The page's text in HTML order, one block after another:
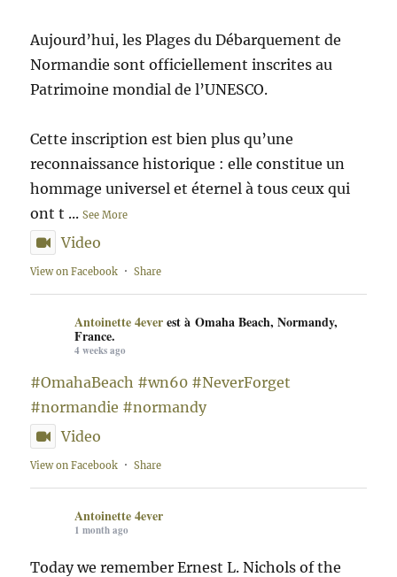
Aujourd’hui, les Plages du Débarquement de
Normandie sont officiellement inscrites au
Patrimoine mondial de l’UNESCO.
Cette inscription est bien plus qu’une
reconnaissance historique : elle constitue un
hommage universel et éternel à tous ceux qui
ont t ...See More
Video
View on Facebook · Share
Antoinette 4ever est à Omaha Beach, Normandy,
France.
4 weeks ago
#OmahaBeach #wn60 #NeverForget
#normandie #normandy
Video
View on Facebook · Share
Antoinette 4ever
1 month ago
Today we remember Ernest L. Nichols of the